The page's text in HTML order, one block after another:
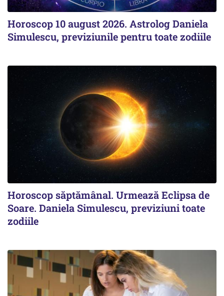
Horoscop 10 august 2026. Astrolog Daniela
Simulescu, previziunile pentru toate zodiile
Horoscop săptămânal. Urmează Eclipsa de
Soare. Daniela Simulescu, previziuni toate
zodiile